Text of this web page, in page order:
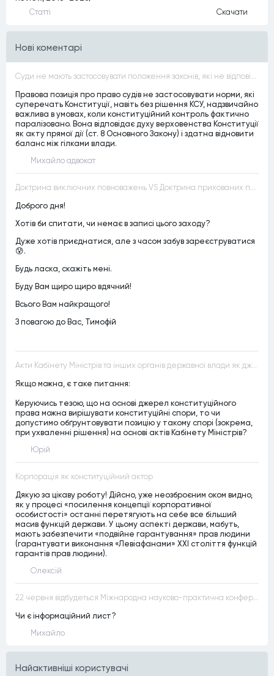
Статтi Скачати
Нові коментарі
Суди не мають застосовувати положення законів, які не відповідають Конституції, незалежно від того, чи визнавалися вони Конституційним Судом України неконституційними, тобто закони, що суперечать Конституції України не можуть застосовуватися навіть у випадках, коли вони є чинними
Правова позиція про право судів не застосовувати норми, які
суперечать Конституції, навіть без рішення КСУ, надзвичайно
важлива в умовах, коли конституційний контроль фактично
паралізовано. Вона відповідає духу верховенства Конституції
як акту прямої дії (ст. 8 Основного Закону) і здатна відновити
баланс між гілками влади.
Михайло адвокат
Доктрина виключних повноважень VS Доктрина прихованих повноважень
Доброго дня!
Хотів би спитати, чи немає в записі цього заходу?
Дуже хотів приєднатися, але з часом забув зареєструватися
😰.
Будь ласка, скажіть мені.
Буду Вам щиро щиро вдячний!
Всього Вам найкращого!
З повагою до Вас, Тимофій
Акти Кабінету Міністрів та інших органів державної влади як джерела конституційного права
Якщо можна, є таке питання:
Керуючись тезою, що на основі джерел конституційного
права можна вирішувати конституційні спори, то чи
допустимо обґрунтовувати позицію у такому спорі (зокрема,
при ухваленні рішення) на основі актів Кабінету Міністрів?
Юрій
Корпорація як конституційний актор
Дякую за цікаву роботу! Дійсно, уже неозброєним оком видно,
як у процесі «посилення концепції корпоративної
особистості» останні перетягують на себе все більший
масив функцій держави. У цьому аспекті держави, мабуть,
мають забезпечити «подвійне гарантування» прав людини
(гарантувати виконання «Левіафанами» ХХІ століття функцій
гарантів прав людини).
Олексій
22 червня відбудеться Міжнародна науково-практична конференція “Конституційна демократія в умовах загроз територіальній цілісності та національній безпеці”
Чи є інформаційний лист?
Михайло
Найактивнiшi користувачi